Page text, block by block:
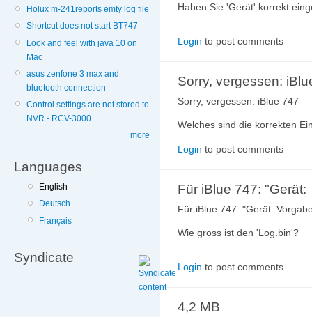
Holux m-241reports emty log file
Shortcut does not start BT747
Look and feel with java 10 on
Mac
asus zenfone 3 max and
bluetooth connection
Control settings are not stored to
NVR - RCV-3000
more
Languages
English
Deutsch
Français
Syndicate
Haben Sie 'Gerät' korrekt
Login to post comments
Sorry, vergessen:
Sorry, vergessen: iBlue 747
Welches sind die korrekten
Login to post comments
Für iBlue 747: "Gerät:
Für iBlue 747: "Gerät:
Wie gross ist den 'Log.bin'?
Login to post comments
4,2 MB